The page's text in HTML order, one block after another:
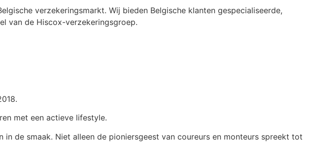
verzekeringsmarkt. Wij bieden Belgische klanten gespecialiseerde,
van de Hiscox-verzekeringsgroep.
met een actieve lifestyle.
de smaak. Niet alleen de pioniersgeest van coureurs en monteurs spreekt tot